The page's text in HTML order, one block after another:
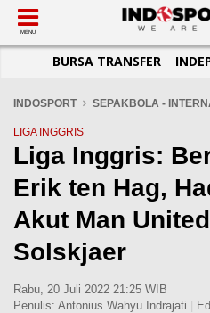
SUB-MENU
SEPAKBOLA
LIGA INGGRIS
LIGA ITALIA
LIGA SPANYOL
LIGA CHAMPIONS
LIGA PRANCIS
SUB-MENU
SPORTAINMENT
SUB-MENU
OTOMOTIF
OTOMANIA
SUB-MENU
BASKET
FUTSAL
OLIMPIK
E-SPORT
SUB-MENU
JADWAL
SUB-MENU
TOPIK HARI INI
INFOGRAFIS
GALERI FOTO
TEMPAT OLAHRAGA
PASUKAN SEHAT
MENU
BURSA TRANSFER
INDOSPORT SEPAKBOLA -
LIGA INGGRIS
Liga Inggris:
Erik ten Hag,
Akut Man
Solskjaer
Rabu, 20 Juli 2022 21:25 WIB
Penulis: Antonius Wahyu Indrajati